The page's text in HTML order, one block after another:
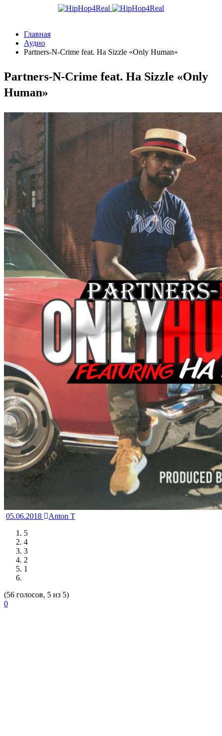
Главная
Аудио
Partners-N-Crime feat. Ha Sizzle «Only Human»
Partners-N-Crime feat. Ha Sizzle «Only
Human»
05.06.2018
Anton T
5
4
3
2
1
(56 голосов, 5 из 5)
0